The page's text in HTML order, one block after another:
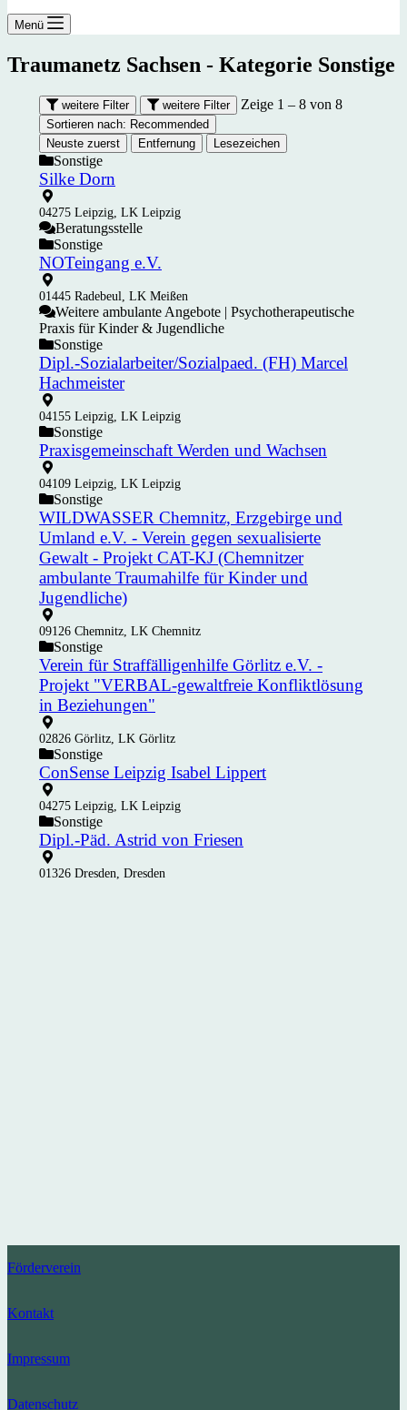
Menü
Traumanetz Sachsen - Kategorie Sonstige
weitere Filter weitere Filter Zeige 1 – 8 von 8
Sortieren nach: Recommended
Neuste zuerst
Entfernung Lesezeichen
Sonstige
Silke Dorn
04275 Leipzig, LK Leipzig
Beratungsstelle
Sonstige
NOTeingang e.V.
01445 Radebeul, LK Meißen
Weitere ambulante Angebote | Psychotherapeutische
Praxis für Kinder & Jugendliche
Sonstige
Dipl.-Sozialarbeiter/Sozialpaed. (FH) Marcel
Hachmeister
04155 Leipzig, LK Leipzig
Sonstige
Praxisgemeinschaft Werden und Wachsen
04109 Leipzig, LK Leipzig
Sonstige
WILDWASSER Chemnitz, Erzgebirge und
Umland e.V. - Verein gegen sexualisierte
Gewalt - Projekt CAT-KJ (Chemnitzer
ambulante Traumahilfe für Kinder und
Jugendliche)
09126 Chemnitz, LK Chemnitz
Sonstige
Verein für Straffälligenhilfe Görlitz e.V. -
Projekt "VERBAL-gewaltfreie Konfliktlösung
in Beziehungen"
02826 Görlitz, LK Görlitz
Sonstige
ConSense Leipzig Isabel Lippert
04275 Leipzig, LK Leipzig
Sonstige
Dipl.-Päd. Astrid von Friesen
01326 Dresden, Dresden
Förderverein
Kontakt
Impressum
Datenschutz